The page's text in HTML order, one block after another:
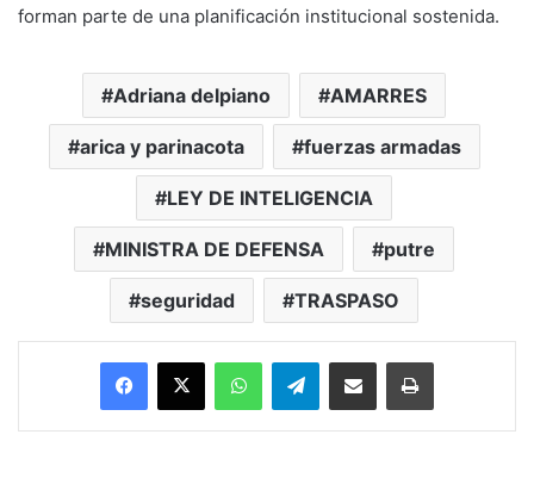
forman parte de una planificación institucional sostenida.
Adriana delpiano AMARRES
arica y parinacota fuerzas armadas
LEY DE INTELIGENCIA
MINISTRA DE DEFENSA putre
seguridad TRASPASO
Facebook
X WhatsAppTelegramEnviar vía email Imprimir